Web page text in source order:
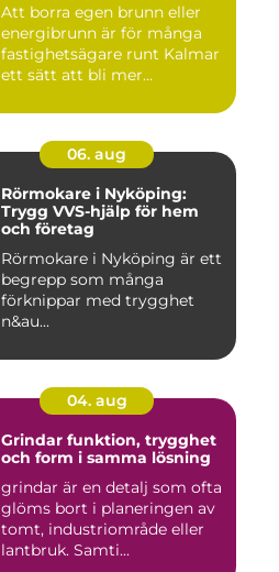
Att borra egen brunn eller
energibrunn är för många
fastighetsägare runt Kalmar
ett sätt att bli mer...
06. aug
Rörmokare i Nyköping:
Trygg VVS-hjälp för hem
och företag
Rörmokare i Nyköping är ett
begrepp som många
förknippar med trygghet
n&au...
04. aug
Grindar funktion, trygghet
och form i samma lösning
grindar är en detalj som ofta
glöms bort i planeringen av
tomt, industriområde eller
lantbruk. Samti...